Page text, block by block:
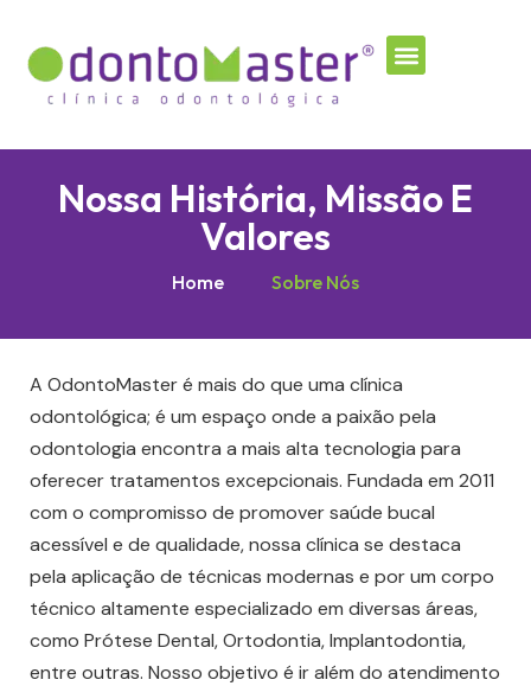
Nossa História, Missão E
Valores
Home Sobre Nós
A OdontoMaster é mais do que uma clínica
odontológica; é um espaço onde a paixão pela
odontologia encontra a mais alta tecnologia para
oferecer tratamentos excepcionais. Fundada em 2011
com o compromisso de promover saúde bucal
acessível e de qualidade, nossa clínica se destaca
pela aplicação de técnicas modernas e por um corpo
técnico altamente especializado em diversas áreas,
como Prótese Dental, Ortodontia, Implantodontia,
entre outras. Nosso objetivo é ir além do atendimento